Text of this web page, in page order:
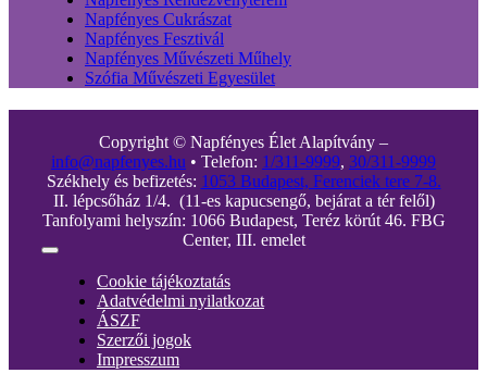
Napfényes Cukrászat
Napfényes Fesztivál
Napfényes Művészeti Műhely
Szófia Művészeti Egyesület
Copyright © Napfényes Élet Alapítvány –
info@napfenyes.hu • Telefon: 1/311-9999, 30/311-9999
Székhely és befizetés: 1053 Budapest, Ferenciek tere 7-8.
II. lépcsőház 1/4. (11-es kapucsengő, bejárat a tér felől)
Tanfolyami helyszín: 1066 Budapest, Teréz körút 46. FBG
Center, III. emelet
Toggle
NavigationCookie tájékoztatás
Adatvédelmi nyilatkozat
ÁSZF
Szerzői jogok
Impresszum